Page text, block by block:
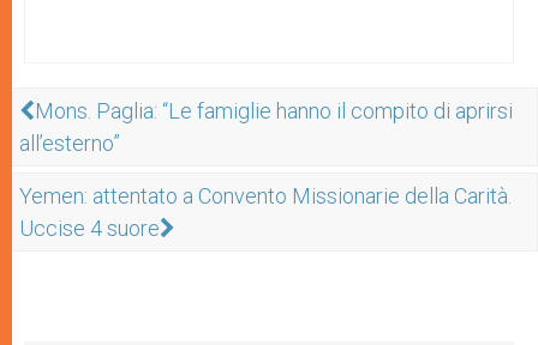
Mons. Paglia: “Le famiglie hanno il compito di aprirsi
all’esterno”
Yemen: attentato a Convento Missionarie della Carità.
Uccise 4 suore